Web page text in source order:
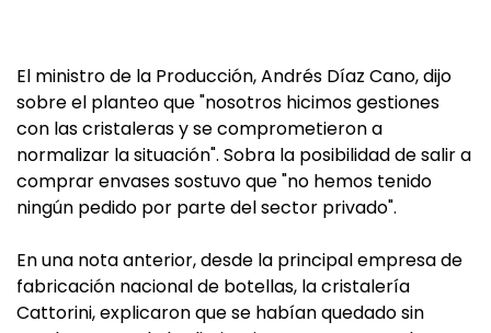
El ministro de la Producción, Andrés Díaz Cano, dijo
sobre el planteo que "nosotros hicimos gestiones
con las cristaleras y se comprometieron a
normalizar la situación". Sobra la posibilidad de salir a
comprar envases sostuvo que "no hemos tenido
ningún pedido por parte del sector privado".
En una nota anterior, desde la principal empresa de
fabricación nacional de botellas, la cristalería
Cattorini, explicaron que se habían quedado sin